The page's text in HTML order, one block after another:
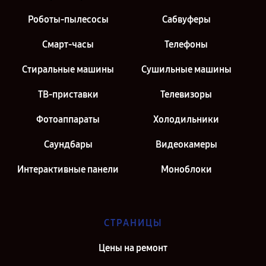
Роботы-пылесосы Сабвуферы
Смарт-часы Телефоны
Стиральные машины Сушильные машины
ТВ-приставки Телевизоры
Фотоаппараты Холодильники
Саундбары Видеокамеры
Интерактивные панели Моноблоки
СТРАНИЦЫ
Цены на ремонт